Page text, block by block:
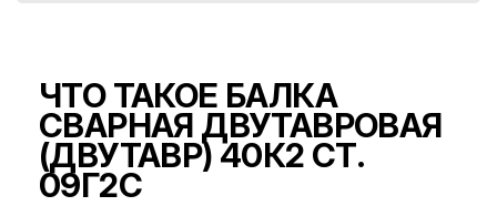
ЧТО ТАКОЕ БАЛКА
СВАРНАЯ ДВУТАВРОВАЯ
(ДВУТАВР) 40К2 СТ.
09Г2С